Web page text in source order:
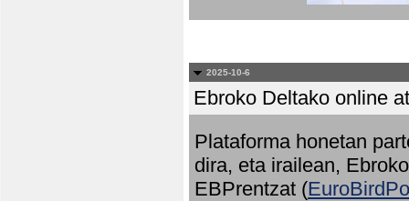
2025-10-6
Ebroko Deltako online
Plataforma honetan
dira, eta irailean,
EBPrentzat (